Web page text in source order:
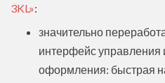
3KL»:
значительно
интерфейс
оформления: быстрая